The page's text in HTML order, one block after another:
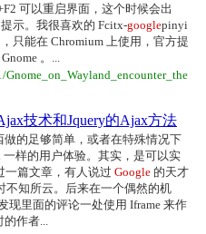
可以重启界面，这个时候会出
提示。我很喜欢的 Fcitx-googlepinyi
只能在 Chromium 上使用，官方提
。...
技术和Jquery的Ajax方法
的足够简单，或者在特殊情况下
样的用户体验。其实，是可以实
一篇文章，有人说过 Google 的天才
不知所云。后来在一个偶然的机
现里面的评论一处使用 Iframe 来作
的作者...